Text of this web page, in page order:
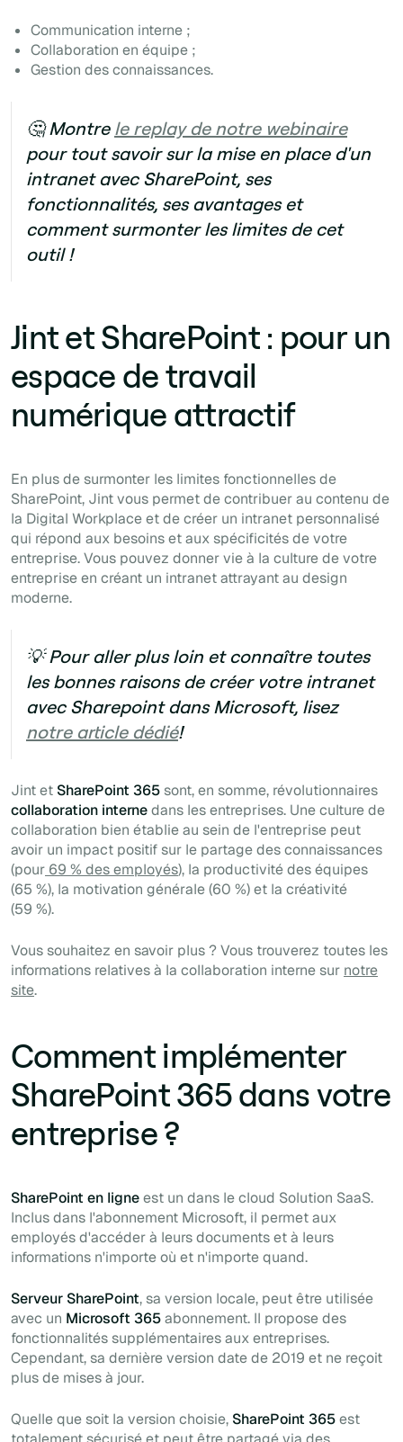
Communication interne ;
Collaboration en équipe ;
Gestion des connaissances.
🤔 Montre le replay de notre webinaire
pour tout savoir sur la mise en place d'un
intranet avec SharePoint, ses
fonctionnalités, ses avantages et
comment surmonter les limites de cet
outil !
Jint et SharePoint : pour un
espace de travail
numérique attractif
En plus de surmonter les limites fonctionnelles de
SharePoint, Jint vous permet de contribuer au contenu de
la Digital Workplace et de créer un intranet personnalisé
qui répond aux besoins et aux spécificités de votre
entreprise. Vous pouvez donner vie à la culture de votre
entreprise en créant un intranet attrayant au design
moderne.
💡 Pour aller plus loin et connaître toutes
les bonnes raisons de créer votre intranet
avec Sharepoint dans Microsoft, lisez
notre article dédié!
Jint et SharePoint 365sont, en somme, révolutionnaires
collaboration internedans les entreprises. Une culture de
collaboration bien établie au sein de l'entreprise peut
avoir un impact positif sur le partage des connaissances
(pour 69 % des employés), la productivité des équipes
(65 %), la motivation générale (60 %) et la créativité
(59 %).
Vous souhaitez en savoir plus ? Vous trouverez toutes les
informations relatives à la collaboration interne sur notre
site.
Comment implémenter
SharePoint 365 dans votre
entreprise ?
SharePoint en ligneest un dans le cloud Solution SaaS.
Inclus dans l'abonnement Microsoft, il permet aux
employés d'accéder à leurs documents et à leurs
informations n'importe où et n'importe quand.
Serveur SharePoint, sa version locale, peut être utilisée
avec un Microsoft 365abonnement. Il propose des
fonctionnalités supplémentaires aux entreprises.
Cependant, sa dernière version date de 2019 et ne reçoit
plus de mises à jour.
Quelle que soit la version choisie, SharePoint 365est